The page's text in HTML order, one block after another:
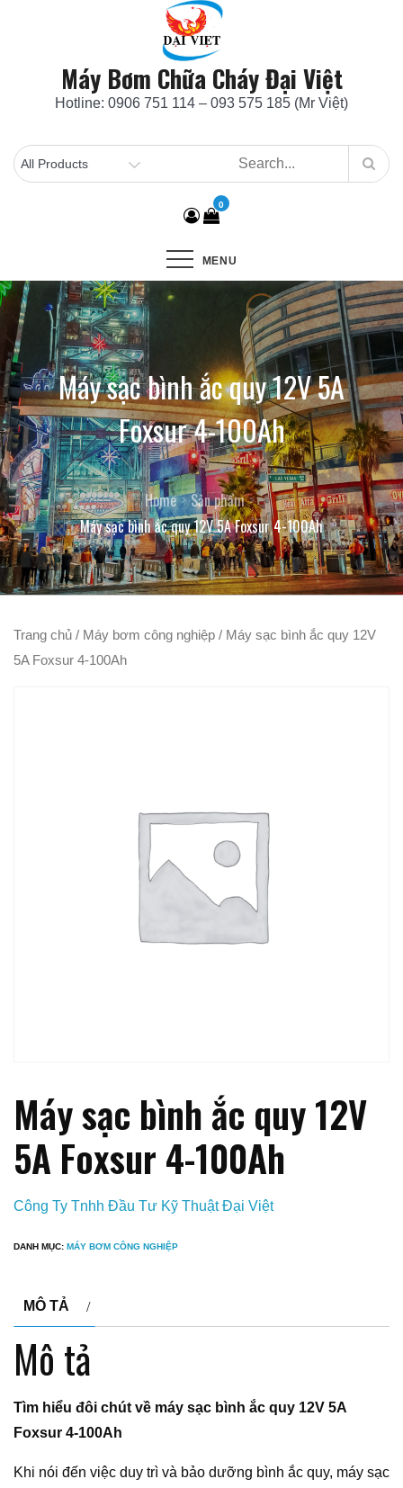
Máy Bơm Chữa Cháy Đại Việt
Hotline: 0906 751 114 – 093 575 185 (Mr Việt)
0
MENU
Máy sạc bình ắc quy 12V 5A
Foxsur 4-100Ah
Home
Sản phẩm
Máy sạc bình ắc quy 12V 5A Foxsur 4-100Ah
Trang chủ / Máy bơm công nghiệp / Máy sạc bình ắc quy 12V
5A Foxsur 4-100Ah
Máy sạc bình ắc quy 12V
5A Foxsur 4-100Ah
Công Ty Tnhh Đầu Tư Kỹ Thuật Đại Việt
DANH MỤC: MÁY BƠM CÔNG NGHIỆP
MÔ TẢ
Mô tả
Tìm hiểu đôi chút về máy sạc bình ắc quy 12V 5A
Foxsur 4-100Ah
Khi nói đến việc duy trì và bảo dưỡng bình ắc quy, máy sạc